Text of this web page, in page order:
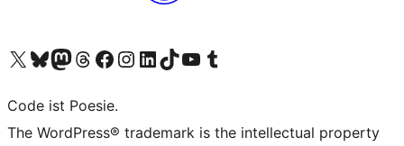
Unser X-Konto (früher Twitter) besuchen
Unser Bluesky-Konto besuchen
Unser Mastodon-Konto besuchen
Unser Threads-Konto besuchen
Unsere Facebook-Seite besuchen
Unser Instagram-Konto besuchen
Unser LinkedIn-Konto besuchen
Unser TikTok-Konto besuchen
Unseren YouTube-Kanal besuchen
Unser Tumblr-Konto besuchen
Code ist Poesie.
The WordPress® trademark is the intellectual property